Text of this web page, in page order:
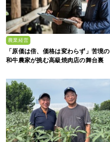
農業経営
「原価は倍、価格は変わらず」苦境の
和牛農家が挑む高級焼肉店の舞台裏